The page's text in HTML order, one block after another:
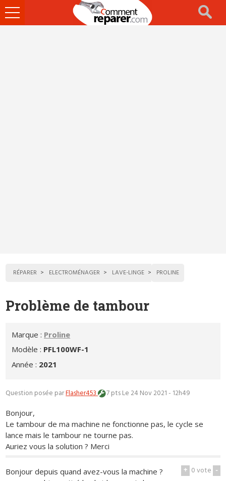
Ouvrir
le
RÉPARER ELECTROMÉNAGER LAVE-LINGE PROLINE
Problème de tambour
Marque : Proline
Modèle : PFL100WF-1
Année : 2021
Question posée parFlasher453 7 ptsLe 24 Nov 2021 - 12h49
Bonjour,
Le tambour de ma machine ne fonctionne pas, le cycle se
lance mais le tambour ne tourne pas.
Auriez vous la solution ? Merci
+ 0vote -
Bonjour depuis quand avez-vous la machine ?